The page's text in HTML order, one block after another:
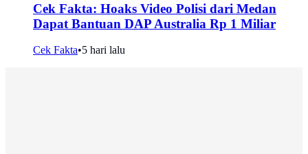
Cek Fakta: Hoaks Video Polisi dari Medan
Dapat Bantuan DAP Australia Rp 1 Miliar
Cek Fakta•5 hari lalu